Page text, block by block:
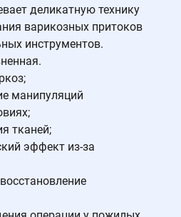
деликатную технику
варикозных притоков
инструментов.
манипуляций
тканей;
эффект из-за